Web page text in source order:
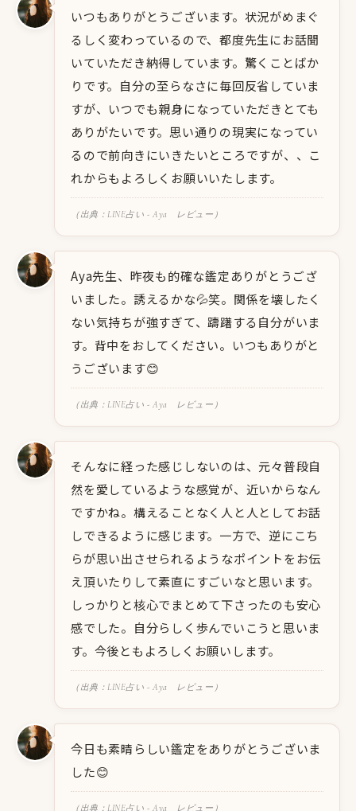
いつもありがとうございます。状況がめまぐ
るしく変わっているので、都度先生にお話聞
いていただき納得しています。驚くことばか
りです。自分の至らなさに毎回反省していま
すが、いつでも親身になっていただきとても
ありがたいです。思い通りの現実になってい
るので前向きにいきたいところですが、、こ
れからもよろしくお願いいたします。
（出典：LINE占い - Aya レビュー）
Aya先生、昨夜も的確な鑑定ありがとうござ
いました。誘えるかな💦笑。関係を壊したく
ない気持ちが強すぎて、躊躇する自分がいま
す。背中をおしてください。いつもありがと
うございます😊
（出典：LINE占い - Aya レビュー）
そんなに経った感じしないのは、元々普段自
然を愛しているような感覚が、近いからなん
ですかね。構えることなく人と人としてお話
しできるように感じます。一方で、逆にこち
らが思い出させられるようなポイントをお伝
え頂いたりして素直にすごいなと思います。
しっかりと核心でまとめて下さったのも安心
感でした。自分らしく歩んでいこうと思いま
す。今後ともよろしくお願いします。
（出典：LINE占い - Aya レビュー）
今日も素晴らしい鑑定をありがとうございま
した😊
（出典：LINE占い - Aya レビュー）